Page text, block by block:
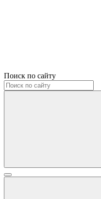
Поиск по сайту